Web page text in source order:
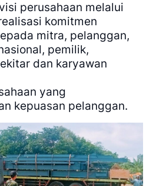
perusahaan melalui
komitmen
mitra, pelanggan,
pemilik,
dan karyawan
yang
kepuasan pelanggan.